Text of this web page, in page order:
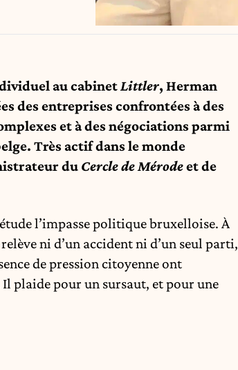
au cabinetLittler, Herman
des entreprises confrontées à des
et à des négociations parmi
Très actif dans le monde
du Cercle de Mérodeet de
l’impasse politique bruxelloise. À
ni d’un accident ni d’un seul parti,
de pression citoyenne ont
plaide pour un sursaut, et pour une